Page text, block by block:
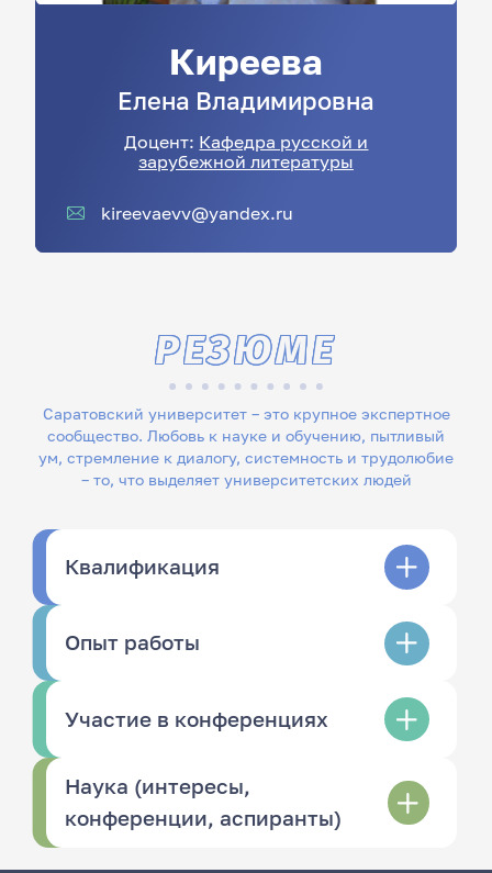
Киреева
Елена Владимировна
Доцент: Кафедра русской и
зарубежной литературы
kireevaevv@yandex.ru
Саратовский университет – это крупное экспертное
сообщество. Любовь к науке и обучению, пытливый
ум, стремление к диалогу, системность и трудолюбие
– то, что выделяет университетских людей
РЕЗЮМЕ
Квалификация
Опыт работы
Участие в конференциях
Наука (интересы,
конференции, аспиранты)